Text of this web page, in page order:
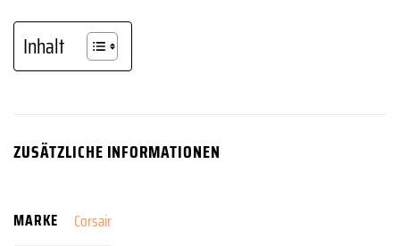
Inhalt
ZUSÄTZLICHE INFORMATIONEN
MARKE Corsair